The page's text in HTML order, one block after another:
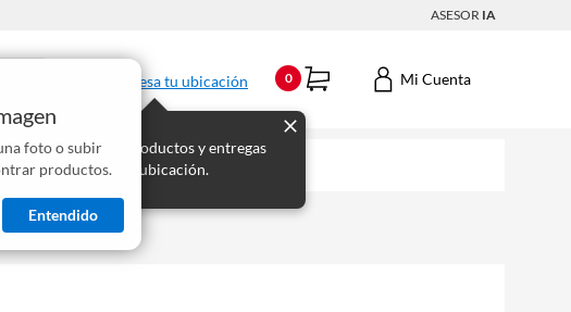
ASESOR IA
foto o subir
productos.
Entendido
Ingresa tu ubicación
Mostraremos los productos y entregas
disponibles para tu ubicación.
0 Mi Cuenta